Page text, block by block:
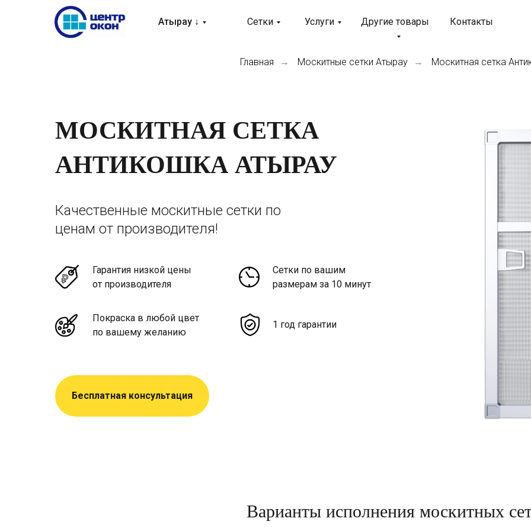
Услуги
Атырау ↓ Другие товары Контакты
Сетки
Главная → Москитные сетки Атырау → Москитная сетка
МОСКИТНАЯ СЕТКА
АНТИКОШКА АТЫРАУ
Гарантия низкой цены
от производителя
Сетки по вашим
размерам за 10 минут
Покраска в любой цвет
по вашему желанию
1 год гарантии
Бесплатная консультация
Качественные москитные сетки по
ценам от производителя!
Варианты исполнения москитных